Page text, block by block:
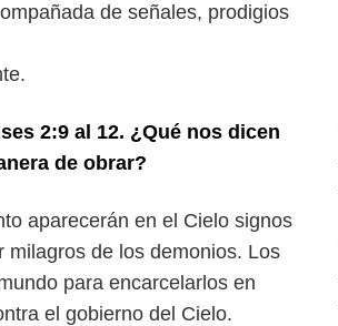
de señales, prodigios
2:9 al 12. ¿Qué nos dicen
de obrar?
aparecerán en el Cielo signos
milagros de los demonios. Los
para encarcelarlos en
el gobierno del Cielo.